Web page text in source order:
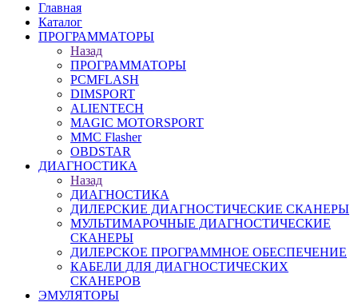
Главная
Каталог
ПРОГРАММАТОРЫ
Назад
ПРОГРАММАТОРЫ
PCMFLASH
DIMSPORT
ALIENTECH
MAGIC MOTORSPORT
MMC Flasher
OBDSTAR
ДИАГНОСТИКА
Назад
ДИАГНОСТИКА
ДИЛЕРСКИЕ ДИАГНОСТИЧЕСКИЕ СКАНЕРЫ
МУЛЬТИМАРОЧНЫЕ ДИАГНОСТИЧЕСКИЕ
СКАНЕРЫ
ДИЛЕРСКОЕ ПРОГРАММНОЕ ОБЕСПЕЧЕНИЕ
КАБЕЛИ ДЛЯ ДИАГНОСТИЧЕСКИХ
СКАНЕРОВ
ЭМУЛЯТОРЫ